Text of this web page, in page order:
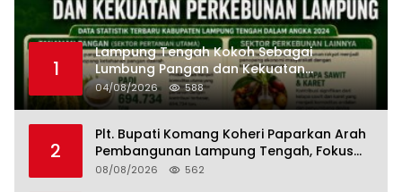
1
Lampung Tengah Kokoh Sebagai
Lumbung Pangan dan Kekuatan
Perkebunan Lampung, Komang Koheri:
Kemandirian Pangan adalah Fondasi
04/08/2026 588
2
Plt. Bupati Komang Koheri Paparkan Arah
Pembangunan Lampung Tengah, Fokus
pada SDM, Ekonomi, Infrastruktur dan
08/08/2026 562